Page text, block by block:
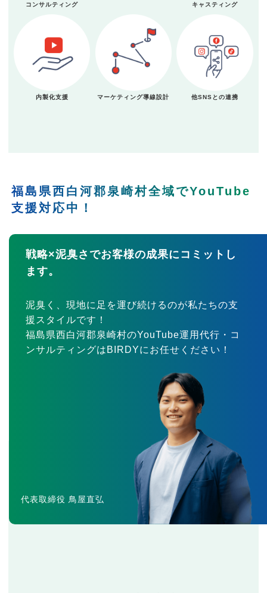
コンサルティング
キャスティング
内製化支援 マーケティング導線設計 他SNSとの連携
福島県西白河郡泉崎村全域でYouTube
支援対応中！
戦略×泥臭さでお客様の成果にコミットし
ます。
泥臭く、現地に足を運び続けるのが私たちの支
援スタイルです！
福島県西白河郡泉崎村のYouTube運用代行・コ
ンサルティングはBIRDYにお任せください！
代表取締役 鳥屋直弘